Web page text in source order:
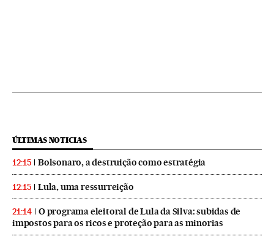
ÚLTIMAS NOTICIAS
12:15 Bolsonaro, a destruição como estratégia
12:15 Lula, uma ressurreição
21:14
O programa eleitoral de Lula da Silva: subidas de
impostos para os ricos e proteção para as minorias